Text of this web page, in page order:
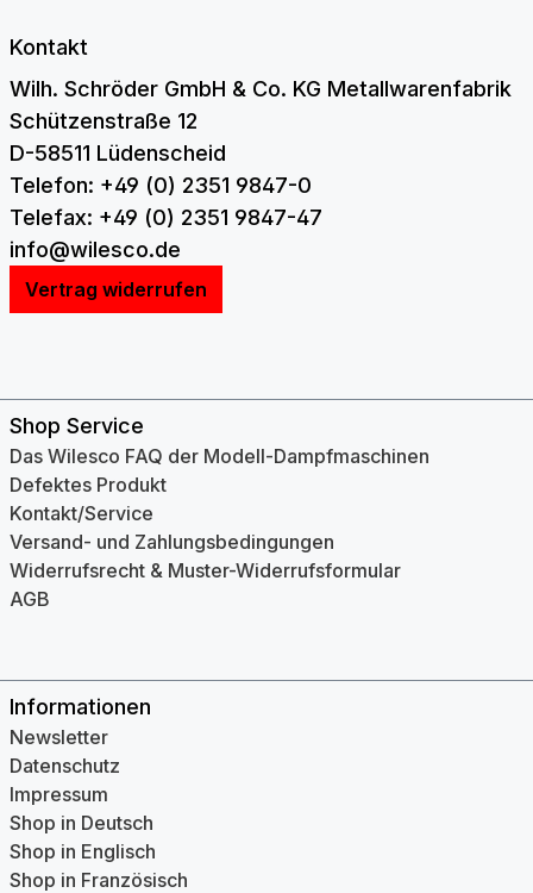
Kontakt
Wilh. Schröder GmbH & Co. KG Metallwarenfabrik
Schützenstraße 12
D-58511 Lüdenscheid
Telefon: +49 (0) 2351 9847-0
Telefax: +49 (0) 2351 9847-47
info@wilesco.de
Vertrag widerrufen
Shop Service
Das Wilesco FAQ der Modell-Dampfmaschinen
Defektes Produkt
Kontakt/Service
Versand- und Zahlungsbedingungen
Widerrufsrecht & Muster-Widerrufsformular
AGB
Informationen
Newsletter
Datenschutz
Impressum
Shop in Deutsch
Shop in Englisch
Shop in Französisch